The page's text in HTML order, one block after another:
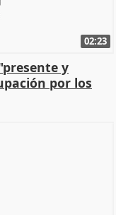
02:23
y
por los